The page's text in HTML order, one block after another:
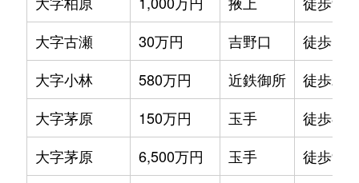
大字古瀬
30万円 吉野口
徒歩11
大字小林
580万円 近鉄御所
徒歩23
大字茅原
150万円 玉手
徒歩8分
大字茅原
6,500万円 玉手
徒歩9分